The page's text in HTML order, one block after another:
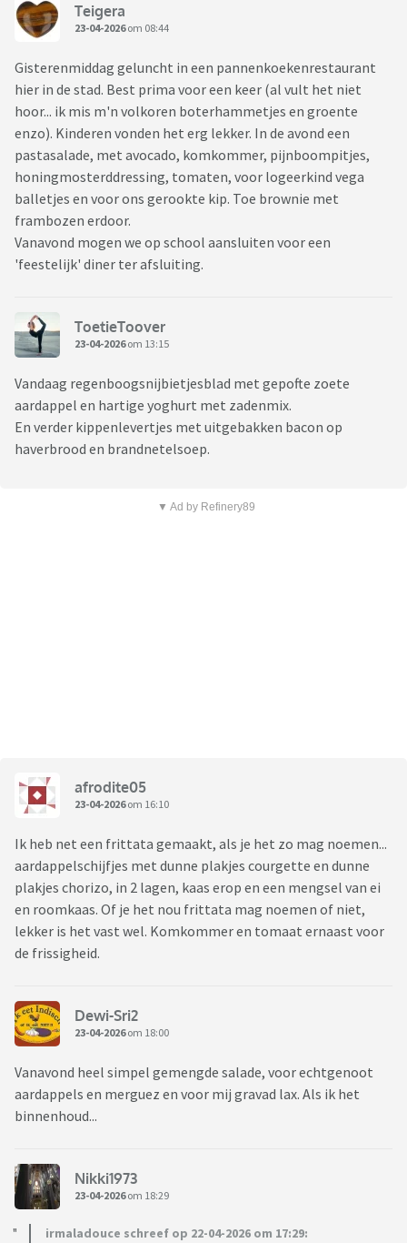
Teigera
23-04-2026om 08:44
Gisterenmiddag geluncht in een pannenkoekenrestaurant
hier in de stad. Best prima voor een keer (al vult het niet
hoor... ik mis m'n volkoren boterhammetjes en groente
enzo). Kinderen vonden het erg lekker. In de avond een
pastasalade, met avocado, komkommer, pijnboompitjes,
honingmosterddressing, tomaten, voor logeerkind vega
balletjes en voor ons gerookte kip. Toe brownie met
frambozen erdoor.
Vanavond mogen we op school aansluiten voor een
'feestelijk' diner ter afsluiting.
ToetieToover
23-04-2026om 13:15
Vandaag regenboogsnijbietjesblad met gepofte zoete
aardappel en hartige yoghurt met zadenmix.
En verder kippenlevertjes met uitgebakken bacon op
haverbrood en brandnetelsoep.
▼ Ad by Refinery89
afrodite05
23-04-2026om 16:10
Ik heb net een frittata gemaakt, als je het zo mag noemen...
aardappelschijfjes met dunne plakjes courgette en dunne
plakjes chorizo, in 2 lagen, kaas erop en een mengsel van ei
en roomkaas. Of je het nou frittata mag noemen of niet,
lekker is het vast wel. Komkommer en tomaat ernaast voor
de frissigheid.
Dewi-Sri2
23-04-2026om 18:00
Vanavond heel simpel gemengde salade, voor echtgenoot
aardappels en merguez en voor mij gravad lax. Als ik het
binnenhoud...
Nikki1973
23-04-2026om 18:29
irmaladouce schreef op 22-04-2026 om 17:29: